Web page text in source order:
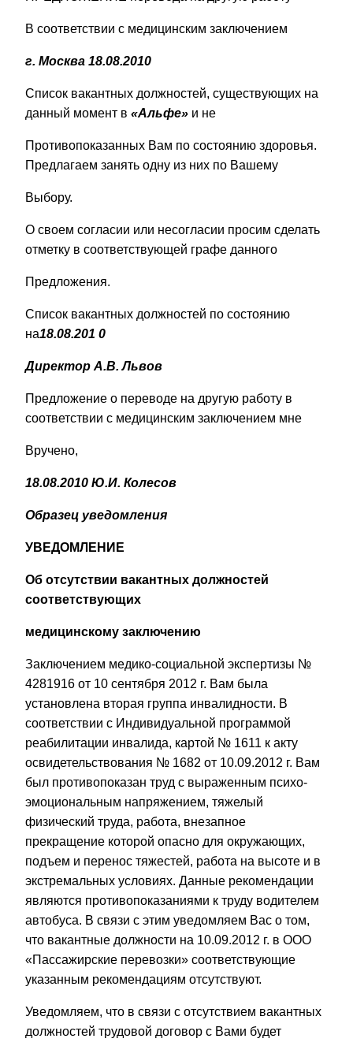
В соответствии с медицинским заключением
г. Москва 18.08.2010
Список вакантных должностей, существующих на
данный момент в «Альфе» и не
Противопоказанных Вам по состоянию здоровья.
Предлагаем занять одну из них по Вашему
Выбору.
О своем согласии или несогласии просим сделать
отметку в соответствующей графе данного
Предложения.
Список вакантных должностей по состоянию
на18.08.201 0
Директор А.В. Львов
Предложение о переводе на другую работу в
соответствии с медицинским заключением мне
Вручено,
18.08.2010 Ю.И. Колесов
Образец уведомления
УВЕДОМЛЕНИЕ
Об отсутствии вакантных должностей
соответствующих
медицинскому заключению
Заключением медико-социальной экспертизы №
4281916 от 10 сентября 2012 г. Вам была
установлена вторая группа инвалидности. В
соответствии с Индивидуальной программой
реабилитации инвалида, картой № 1611 к акту
освидетельствования № 1682 от 10.09.2012 г. Вам
был противопоказан труд с выраженным психо-
эмоциональным напряжением, тяжелый
физический труда, работа, внезапное
прекращение которой опасно для окружающих,
подъем и перенос тяжестей, работа на высоте и в
экстремальных условиях. Данные рекомендации
являются противопоказаниями к труду водителем
автобуса. В связи с этим уведомляем Вас о том,
что вакантные должности на 10.09.2012 г. в ООО
«Пассажирские перевозки» соответствующие
указанным рекомендациям отсутствуют.
Уведомляем, что в связи с отсутствием вакантных
должностей трудовой договор с Вами будет